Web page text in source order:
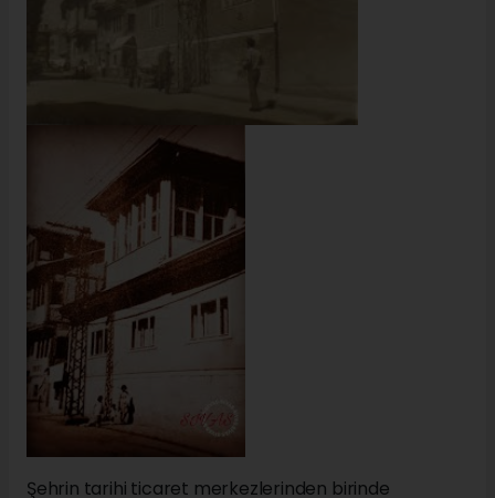
Şehrin tarihi ticaret merkezlerinden birinde